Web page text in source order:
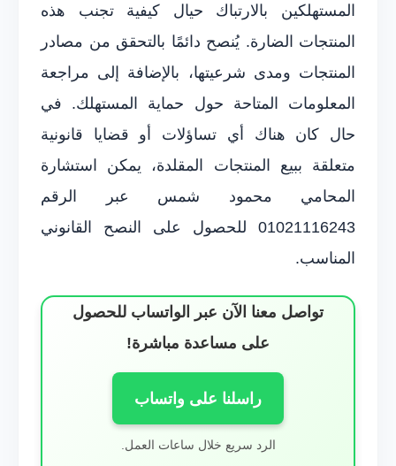
المستهلكين بالارتباك حيال كيفية تجنب هذه
المنتجات الضارة. يُنصح دائمًا بالتحقق من مصادر
المنتجات ومدى شرعيتها، بالإضافة إلى مراجعة
المعلومات المتاحة حول حماية المستهلك. في
حال كان هناك أي تساؤلات أو قضايا قانونية
متعلقة ببيع المنتجات المقلدة، يمكن استشارة
المحامي محمود شمس عبر الرقم
01021116243 للحصول على النصح القانوني
المناسب.
تواصل معنا الآن عبر الواتساب للحصول
على مساعدة مباشرة!
راسلنا على واتساب
الرد سريع خلال ساعات العمل.